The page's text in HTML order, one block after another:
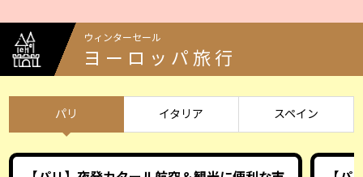
ウィンターセール
ヨーロッパ旅行
パリ イタリア スペイン